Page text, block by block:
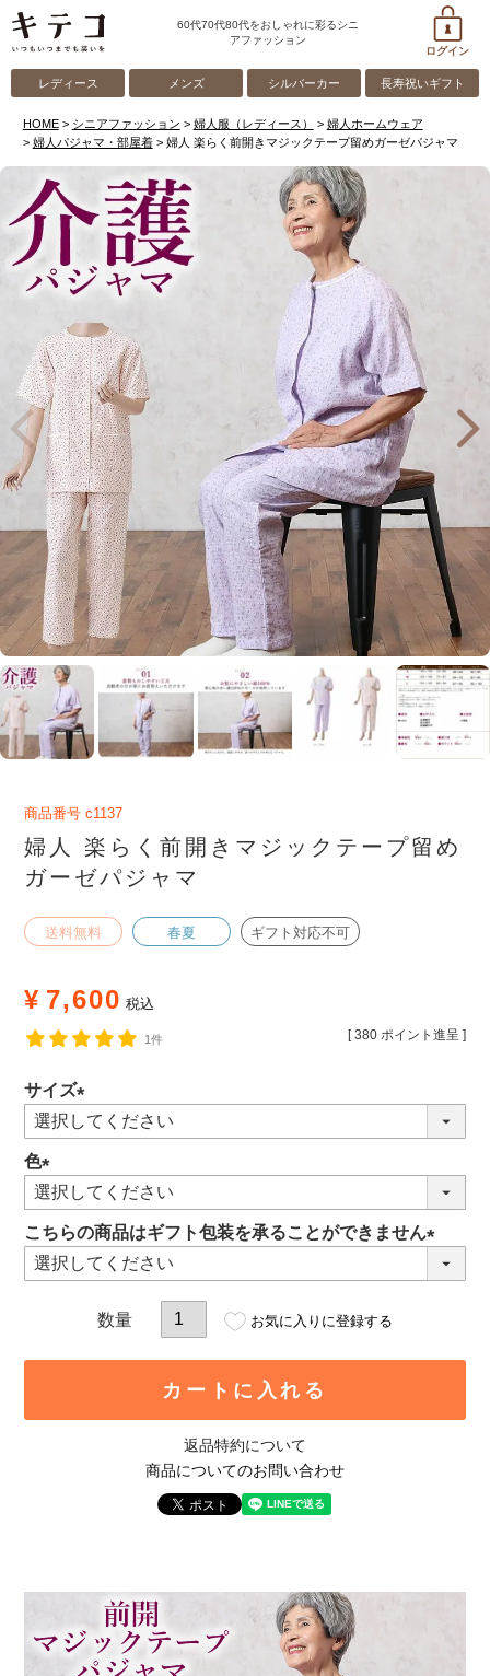
60代70代80代をおしゃれに彩るシニ
アファッション
ログイン
レディース メンズ シルバーカー 長寿祝いギフト
HOME シニアファッション 婦人服（レディース）
婦人ホームウェア
婦人パジャマ・部屋着
婦人 楽らく前開きマジックテープ留めガーゼパジャマ
商品番号 c1137
婦人 楽らく前開きマジックテープ留め
ガーゼパジャマ
送料無料 春夏 ギフト対応不可
¥ 7,600 税込
[ 380 ポイント進呈 ]
1件
サイズ
(必
色
(必
須)
こちらの商品はギフト包装を承ることができません
(必
お気に入りに登録する
カートに入れる
返品特約について
商品についてのお問い合わせ